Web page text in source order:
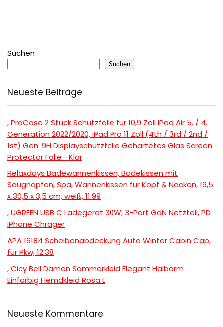
Suchen
Suchen
Neueste Beiträge
, ProCase 2 Stück Schutzfolie für 10,9 Zoll iPad Air 5. / 4.
Generation 2022/2020, iPad Pro 11 Zoll (4th / 3rd / 2nd /
1st) Gen. 9H Displayschutzfolie Gehärtetes Glas Screen
Protector Folie –Klar
Relaxdays Badewannenkissen, Badekissen mit
Saugnäpfen, Spa, Wannenkissen für Kopf & Nacken, 19,5
x 30,5 x 3,5 cm, weiß, 11.99
, UGREEN USB C Ladegerät 30W, 3-Port GaN Netzteil, PD
iPhone Chrager
APA 16184 Scheibenabdeckung Auto Winter Cabin Cap,
für Pkw, 12.38
, Cicy Bell Damen Sommerkleid Elegant Halbarm
Einfarbig Hemdkleid Rosa L
Neueste Kommentare